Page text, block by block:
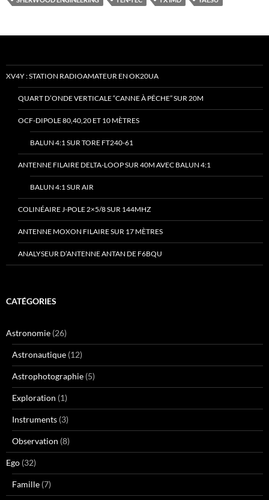
XV4Y : STATION RADIOAMATEUR EN OK20UA
QUART D’ONDE VERTICALE “CANNE À PÊCHE” SUR 20M
OCF-DIPOLE 80,40,20 ET 10 MÈTRES
BALUN 4:1 SUR TORE FT240-61
ANTENNE FILAIRE DELTA-LOOP SUR 40M AVEC BALUN 4:1
BALUN 4:1 SUR AIR
COLINÉAIRE J-POLE 2×5/8 SUR 144MHZ
ANTENNE MOXON FILAIRE SUR 17 MÈTRES
ANALYSEUR D’ANTENNE ANTAN DE F6BQU
CATÉGORIES
Astronomie (26)
Astronautique (12)
Astrophotographie (5)
Exploration (1)
Instruments (3)
Observation (8)
Ego (32)
Famille (7)